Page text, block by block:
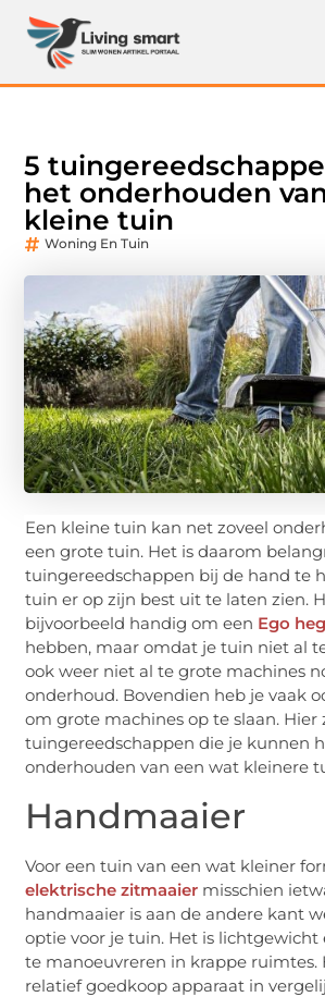
5
het onderhouden
kleine tuin
Woning En Tuin
Een kleine tuin kan net zoveel
een grote tuin. Het is daarom
tuingereedschappen bij de hand te
tuin er op zijn best uit te laten zien.
bijvoorbeeld handig om een Ego
hebben, maar omdat je tuin niet al
ook weer niet al te grote machines
onderhoud. Bovendien heb je vaak
om grote machines op te slaan. Hier
tuingereedschappen die je kunnen
onderhouden van een wat kleinere
Handmaaier
Voor een tuin van een wat kleiner
elektrische zitmaaier misschien
handmaaier is aan de andere kant
optie voor je tuin. Het is
te manoeuvreren in krappe ruimtes.
relatief goedkoop apparaat in